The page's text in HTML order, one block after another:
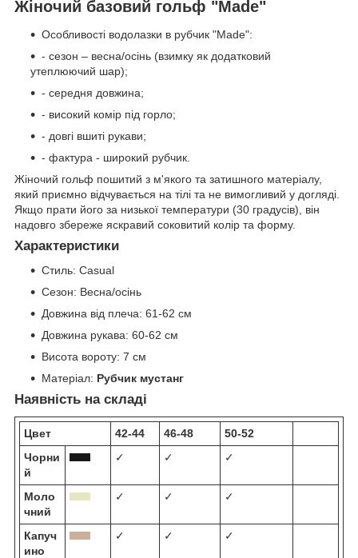
Жіночий базовий гольф "Made"
Особливості водолазки в рубчик "Made":
- сезон – весна/осінь (взимку як додатковий
утеплюючий шар);
- середня довжина;
- високий комір під горло;
- довгі вшиті рукави;
- фактура - широкий рубчик.
Жіночий гольф пошитий з м'якого та затишного матеріалу,
який приємно відчувається на тілі та не вимогливий у догляді.
Якщо прати його за низької температури (30 градусів), він
надовго збереже яскравий соковитий колір та форму.
Характеристики
Стиль: Casual
Сезон: Весна/осінь
Довжина від плеча: 61-62 см
Довжина рукава: 60-62 см
Висота вороту: 7 см
Матеріал: Рубчик мустанг
Наявність на складі
Цвет 42-44 46-48
50-52
Чорни
й
✓ ✓ ✓
Моло
чний
✓ ✓ ✓
Капуч
ино
✓ ✓ ✓